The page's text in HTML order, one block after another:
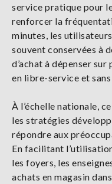
service pratique pour
renforcer la
minutes, les
souvent conservées à
d’achat à dépenser
en libre-service et
À l’échelle nationale,
les stratégies
répondre aux
En facilitant
les foyers, les
achats en magasin